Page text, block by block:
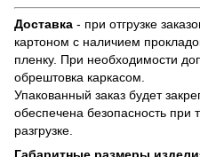
Доставка - при отгрузке
картоном с наличием
пленку. При необходимости
обрештовка каркасом.
Упакованный заказ будет
обеспечена безопасность при
разгрузке.